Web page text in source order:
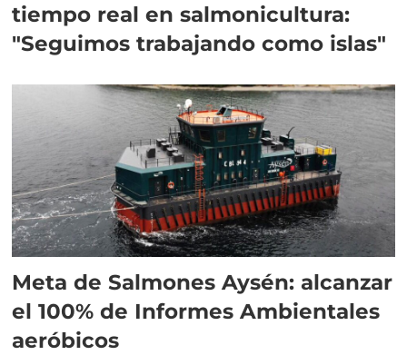
tiempo real en salmonicultura:
"Seguimos trabajando como islas"
Meta de Salmones Aysén: alcanzar
el 100% de Informes Ambientales
aeróbicos